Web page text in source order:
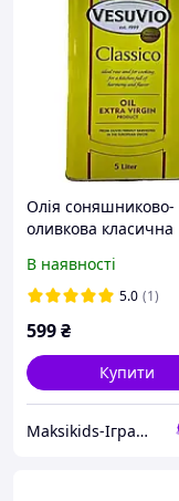
Олія соняшниково-
оливкова класична
ж/б 4 шт./ящи
В наявності
5.0 (1)
599₴
Купити
Maksikids-Іграшки та товари для дітей